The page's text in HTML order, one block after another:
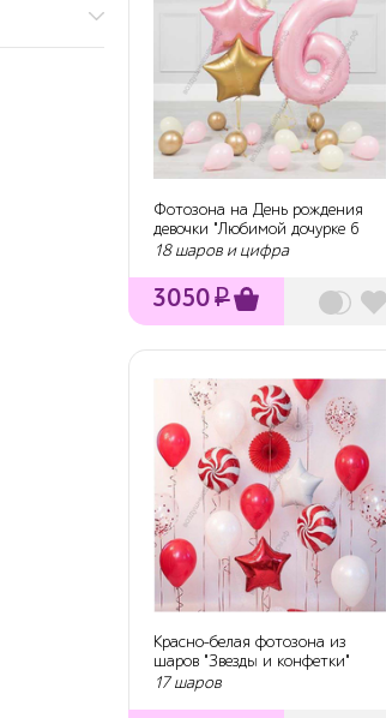
Фотозона на День рождения
девочки "Любимой дочурке 6
лет"
18 шаров и цифра
3050₽
Красно-белая фотозона из
шаров "Звезды и конфетки"
17 шаров